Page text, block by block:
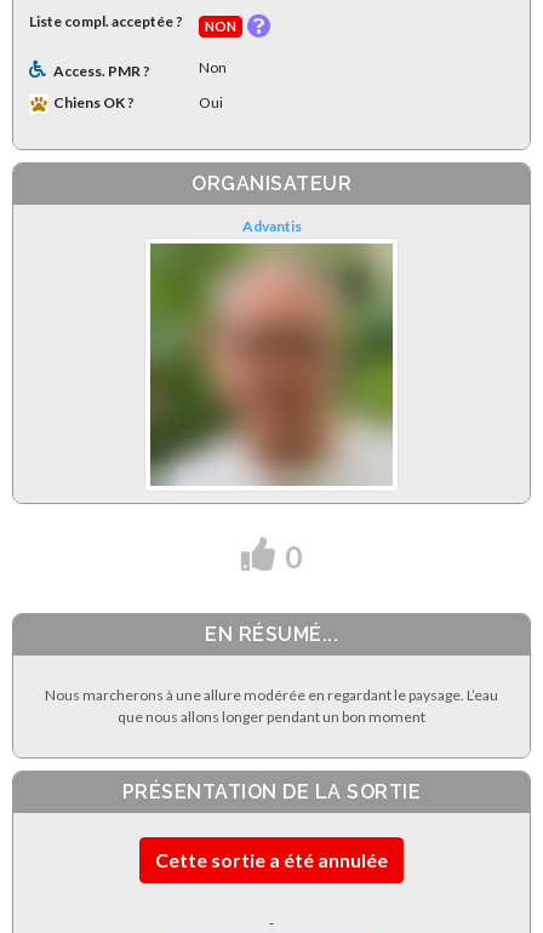
Liste compl. acceptée ?
NON
Access. PMR ?
Non
Chiens OK ?
Oui
ORGANISATEUR
Advantis
0
EN RÉSUMÉ...
Nous marcherons à une allure modérée en regardant le paysage. L’eau
que nous allons longer pendant un bon moment
PRÉSENTATION DE LA SORTIE
Cette sortie a été annulée